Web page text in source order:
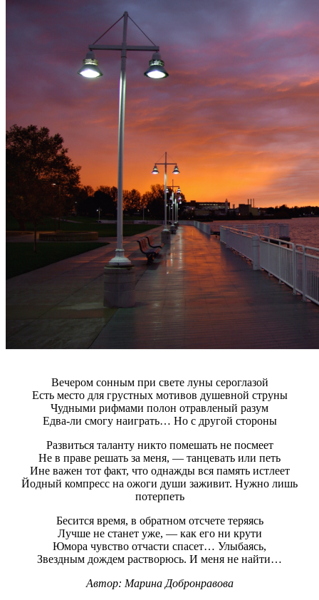
Вечером сонным при свете луны сероглазой
Есть место для грустных мотивов душевной струны
Чудными рифмами полон отравленый разум
Едва-ли смогу наиграть… Но с другой стороны
Развиться таланту никто помешать не посмеет
Не в праве решать за меня, — танцевать или петь
Ине важен тот факт, что однажды вся память истлеет
Йодный компресс на ожоги души заживит. Нужно лишь
потерпеть
Бесится время, в обратном отсчете теряясь
Лучше не станет уже, — как его ни крути
Юмора чувство отчасти спасет… Улыбаясь,
Звездным дождем растворюсь. И меня не найти…
Автор: Марина Добронравова